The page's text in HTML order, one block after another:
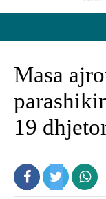
Masa
19